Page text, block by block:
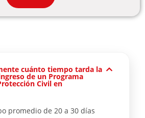
cuánto tiempo tarda la
de un Programa
Civil en
promedio de 20 a 30 días